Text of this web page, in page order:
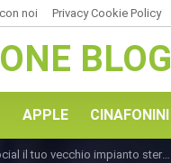
noi Privacy Cookie Policy
BLOG
APPLE CINAFONINI
tuo vecchio impianto stereo con Moto Stream